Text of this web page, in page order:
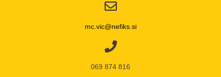
mc.vic@nefiks.si
069 874 816